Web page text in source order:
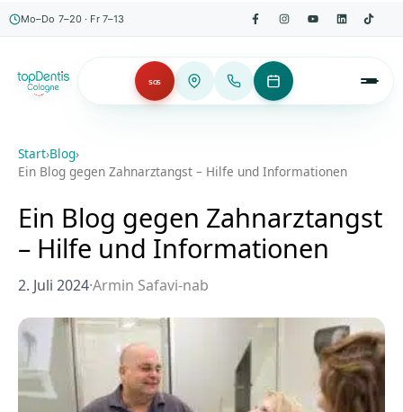
Mo–Do 7–20 · Fr 7–13
SOS
Start›Blog›
Ein Blog gegen Zahnarztangst – Hilfe und Informationen
Ein Blog gegen Zahnarztangst
– Hilfe und Informationen
2. Juli 2024·Armin Safavi-nab